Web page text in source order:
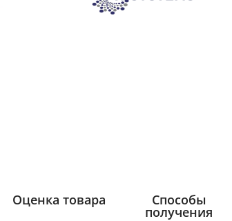
Оценка товара Способы
получения